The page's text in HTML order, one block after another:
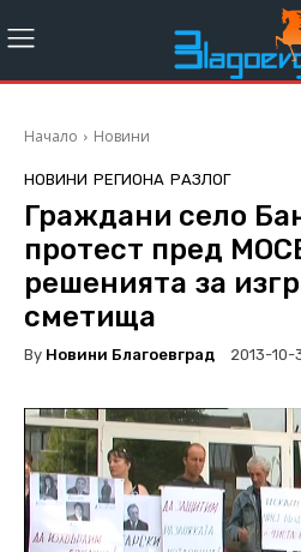
Начало Новини
НОВИНИ РЕГИОНА РАЗЛОГ
Граждани село
протест пред
решенията за
сметища
By Новини Благоевград 2013-10-